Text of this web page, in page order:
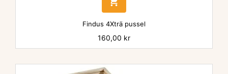
Findus 4Xträ pussel
Pris
160,00 kr